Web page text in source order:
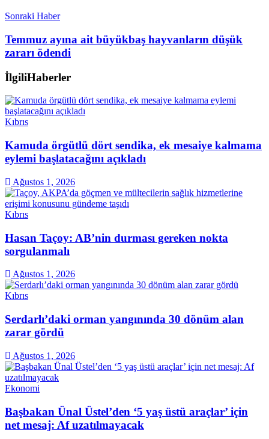
Sonraki Haber
Temmuz ayına ait büyükbaş hayvanların düşük
zararı ödendi
İlgiliHaberler
Kıbrıs
Kamuda örgütlü dört sendika, ek mesaiye kalmama
eylemi başlatacağını açıkladı
Ağustos 1, 2026
Kıbrıs
Hasan Taçoy: AB’nin durması gereken nokta
sorgulanmalı
Ağustos 1, 2026
Kıbrıs
Serdarlı’daki orman yangınında 30 dönüm alan
zarar gördü
Ağustos 1, 2026
Ekonomi
Başbakan Ünal Üstel’den ‘5 yaş üstü araçlar’ için
net mesaj: Af uzatılmayacak